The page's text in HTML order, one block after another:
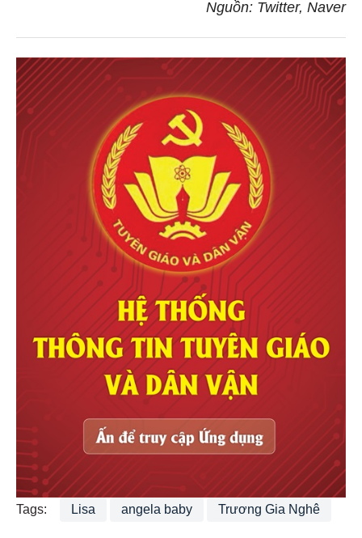
Nguồn: Twitter, Naver
Tags: Lisa angela baby Trương Gia Nghê